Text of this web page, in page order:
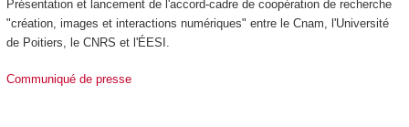
Présentation et lancement de l'accord-cadre de coopération de recherche
"création, images et interactions numériques" entre le Cnam, l'Université
de Poitiers, le CNRS et l'ÉESI.
Communiqué de presse